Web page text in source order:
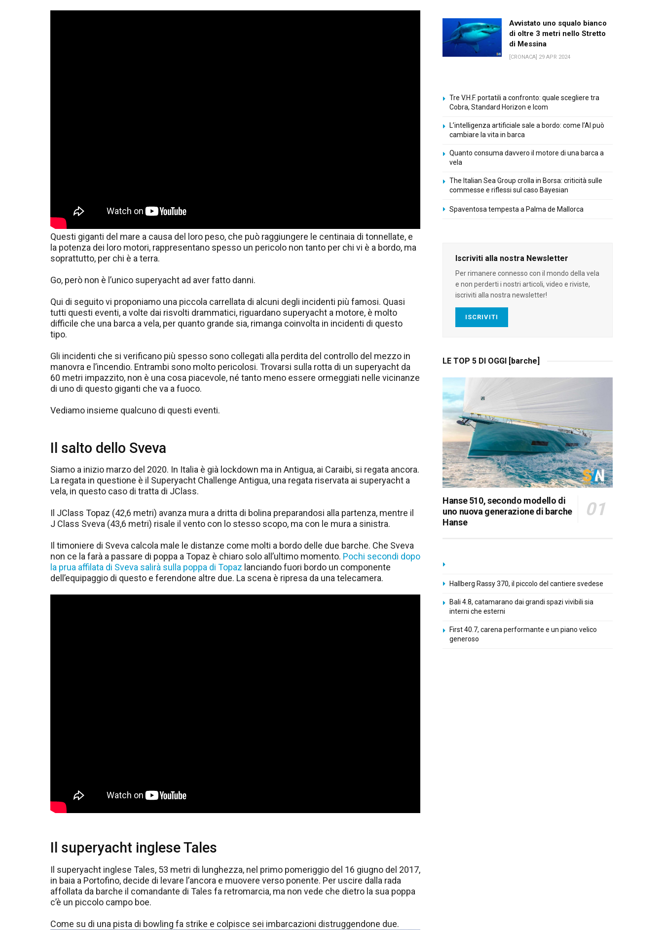
Questi giganti del mare a causa del loro peso, che può raggiungere le centinaia di tonnellate, e
la potenza dei loro motori, rappresentano spesso un pericolo non tanto per chi vi è a bordo, ma
soprattutto, per chi è a terra.
Go, però non è l’unico superyacht ad aver fatto danni.
Qui di seguito vi proponiamo una piccola carrellata di alcuni degli incidenti più famosi. Quasi
tutti questi eventi, a volte dai risvolti drammatici, riguardano superyacht a motore, è molto
difficile che una barca a vela, per quanto grande sia, rimanga coinvolta in incidenti di questo
tipo.
Gli incidenti che si verificano più spesso sono collegati alla perdita del controllo del mezzo in
manovra e l’incendio. Entrambi sono molto pericolosi. Trovarsi sulla rotta di un superyacht da
60 metri impazzito, non è una cosa piacevole, né tanto meno essere ormeggiati nelle vicinanze
di uno di questo giganti che va a fuoco.
Vediamo insieme qualcuno di questi eventi.
Il salto dello Sveva
Siamo a inizio marzo del 2020. In Italia è già lockdown ma in Antigua, ai Caraibi, si regata ancora.
La regata in questione è il Superyacht Challenge Antigua, una regata riservata ai superyacht a
vela, in questo caso di tratta di JClass.
Il JClass Topaz (42,6 metri) avanza mura a dritta di bolina preparandosi alla partenza, mentre il
J Class Sveva (43,6 metri) risale il vento con lo stesso scopo, ma con le mura a sinistra.
Il timoniere di Sveva calcola male le distanze come molti a bordo delle due barche. Che Sveva
non ce la farà a passare di poppa a Topaz è chiaro solo all’ultimo momento. Pochi secondi dopo
la prua affilata di Sveva salirà sulla poppa di Topaz lanciando fuori bordo un componente
dell’equipaggio di questo e ferendone altre due. La scena è ripresa da una telecamera.
Il superyacht inglese Tales
Il superyacht inglese Tales, 53 metri di lunghezza, nel primo pomeriggio del 16 giugno del 2017,
in baia a Portofino, decide di levare l’ancora e muovere verso ponente. Per uscire dalla rada
affollata da barche il comandante di Tales fa retromarcia, ma non vede che dietro la sua poppa
c’è un piccolo campo boe.
Come su di una pista di bowling fa strike e colpisce sei imbarcazioni distruggendone due.
Avvistato uno squalo bianco
di oltre 3 metri nello Stretto
di Messina
[CRONACA] 29 APR 2024
Tre V.H.F. portatili a confronto: quale scegliere tra
Cobra, Standard Horizon e Icom
L’intelligenza artificiale sale a bordo: come l’AI può
cambiare la vita in barca
Quanto consuma davvero il motore di una barca a
vela
The Italian Sea Group crolla in Borsa: criticità sulle
commesse e riflessi sul caso Bayesian
Spaventosa tempesta a Palma de Mallorca
Iscriviti alla nostra Newsletter
Per rimanere connesso con il mondo della vela
e non perderti i nostri articoli, video e riviste,
iscriviti alla nostra newsletter!
ISCRIVITI
LE TOP 5 DI OGGI [barche]
Hanse 510, secondo modello di
uno nuova generazione di barche
Hanse
Hallberg Rassy 370, il piccolo del cantiere svedese
Bali 4.8, catamarano dai grandi spazi vivibili sia
interni che esterni
First 40.7, carena performante e un piano velico
generoso